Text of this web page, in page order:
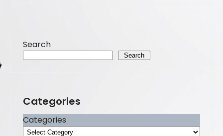
o
o
o
n
Search
Search
Categories
Categories